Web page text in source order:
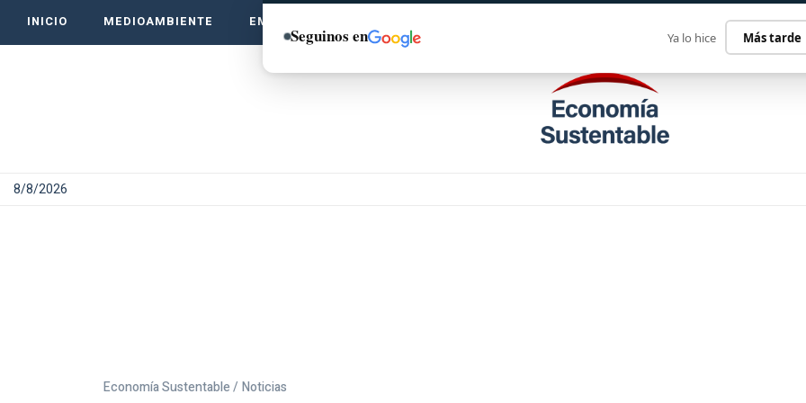
INICIO MEDIOAMBIENTE EMPRENDE VERDE
8/8/2026
Economía Sustentable / Noticias
Seguinos en Ya lo hice Más tarde